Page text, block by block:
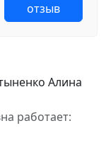
отзыв
Алина
работает: